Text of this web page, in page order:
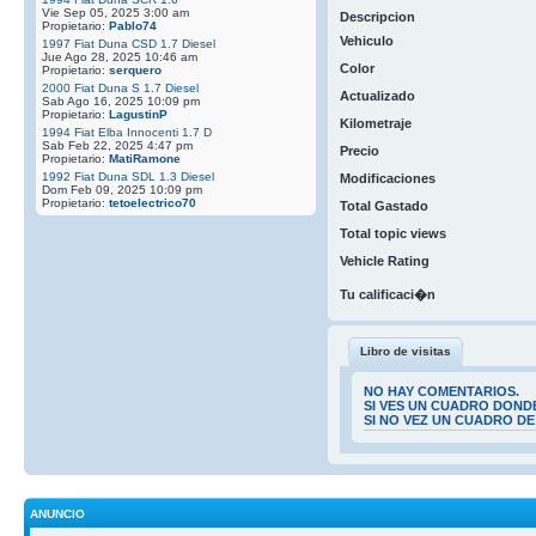
Vie Sep 05, 2025 3:00 am
Propietario: Pablo74
1997 Fiat Duna CSD 1.7 Diesel
Jue Ago 28, 2025 10:46 am
Propietario: serquero
2000 Fiat Duna S 1.7 Diesel
Sab Ago 16, 2025 10:09 pm
Propietario: LagustinP
1994 Fiat Elba Innocenti 1.7 D
Sab Feb 22, 2025 4:47 pm
Propietario: MatiRamone
1992 Fiat Duna SDL 1.3 Diesel
Dom Feb 09, 2025 10:09 pm
Propietario: tetoelectrico70
Descripcion
Vehiculo
Color
Actualizado
Kilometraje
Precio
Modificaciones
Total Gastado
Total topic views
Vehicle Rating
Tu calificaci�n
Libro de visitas
NO HAY COMENTARIOS.
SI VES UN CUADRO
SI NO VEZ UN CUADRO
ANUNCIO